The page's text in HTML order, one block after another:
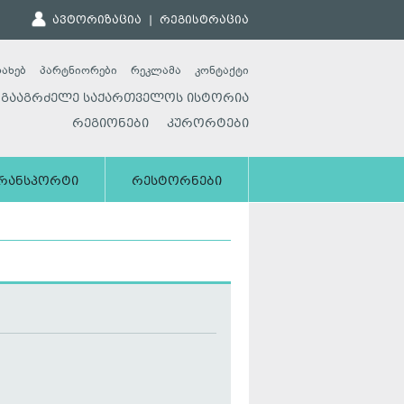
ავტორიზაცია | რეგისტრაცია
პარტნიორები რეკლამა კონტაქტი
გააგრძელე საქართველოს ისტორია
რეგიონები
კურორტები
რესტორნები